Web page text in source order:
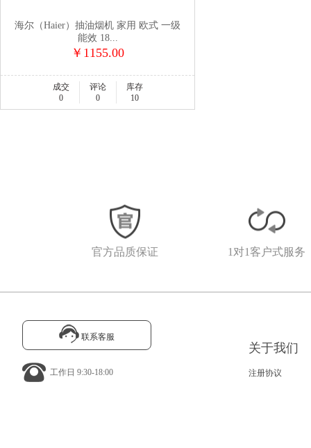
海尔（Haier）抽油烟机 家用 欧式 一级
能效 18...
￥1155.00
成交
0
评论
0
库存
10
官方品质保证 1对1客户式服务
联系客服
工作日 9:30-18:00
关于我们
注册协议